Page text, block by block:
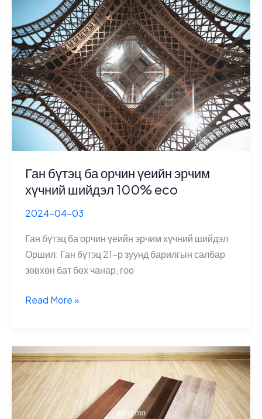
Ган бүтэц ба орчин үеийн эрчим
хүчний шийдэл 100% eco
2024-04-03
Ган бүтэц ба орчин үеийн эрчим хүчний шийдэл
Оршил: Ган бүтэц 21-р зуунд барилгын салбар
зөвхөн бат бөх чанар, гоо
Ган
орчин
үеийн
эрчим
хүчний
шийдэл
Read More »